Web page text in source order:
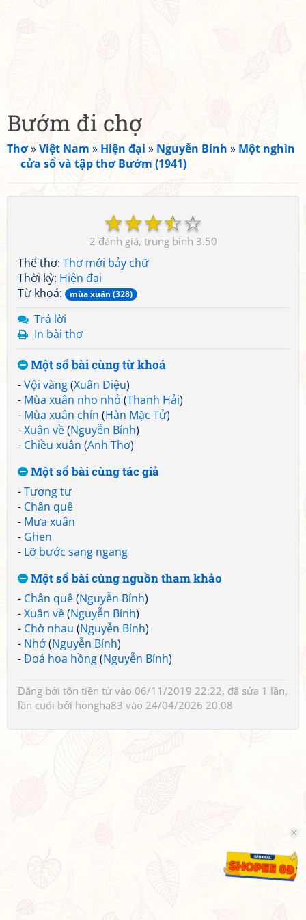
Bướm đi chợ
Thơ»Việt Nam » Hiện đại » Nguyễn Bính » Một nghìn
cửa sổ và tập thơ Bướm (1941)
☆
☆
☆
☆
☆
2 3.50
Thể thơ: Thơ mới bảy chữ
Thời kỳ: Hiện đại
Từ khoá:
mùa xuân (328)
Trả lời
In bài thơ
Một số bài cùng từ khoá
-Vội vàng(Xuân Diệu)
- Mùa xuân nho nhỏ (Thanh Hải)
- Mùa xuân chín (Hàn Mặc Tử)
-Xuân về(Nguyễn Bính)
- Chiều xuân (Anh Thơ)
Một số bài cùng tác giả
-Tương tư
- Chân quê
- Mưa xuân
- Ghen
- Lỡ bước sang ngang
Một số bài cùng nguồn tham khảo
- Chân quê(Nguyễn Bính)
-Xuân về(Nguyễn Bính)
- Chờ nhau (Nguyễn Bính)
- Nhớ(Nguyễn Bính)
-Đoá hoa hồng(Nguyễn Bính)
Đăng bởi tôn tiền tửvào 06/11/2019 22:22, đã sửa 1 lần,
lần cuối bởi hongha83 vào 24/04/2026 20:08